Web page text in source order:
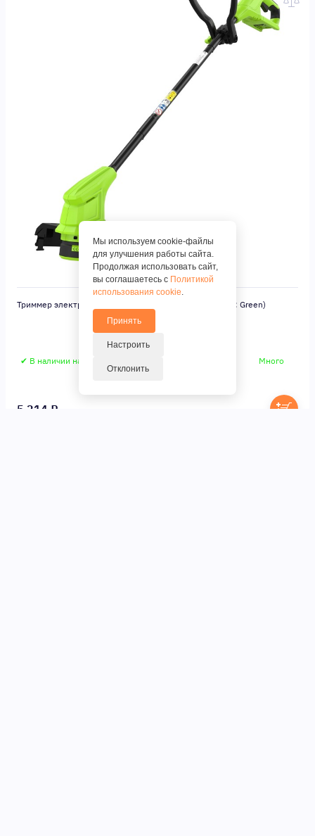
Триммер электрический Greenworks G24LT25K2 (Цвет: Green)
✔ В наличии на складе Много
5 214 ₽.
Мы используем cookie-файлы
для улучшения работы сайта.
Продолжая использовать сайт,
вы соглашаетесь с Политикой
использования cookie.
Принять
Настроить
Отклонить